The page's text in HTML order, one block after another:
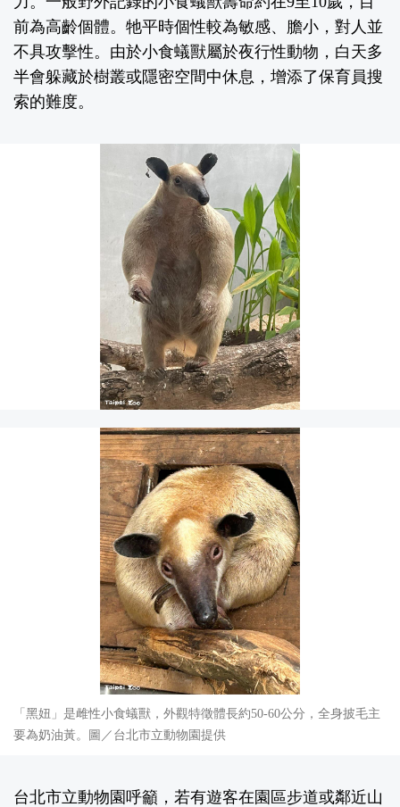
前為高齡個體。牠平時個性較為敏感、膽小，對人並
不具攻擊性。由於小食蟻獸屬於夜行性動物，白天多
半會躲藏於樹叢或隱密空間中休息，增添了保育員搜
索的難度。
「黑妞」是雌性小食蟻獸，外觀特徵體長約50-60公分，全身披毛主
要為奶油黃。圖／台北市立動物園提供
台北市立動物園呼籲，若有遊客在園區步道或鄰近山